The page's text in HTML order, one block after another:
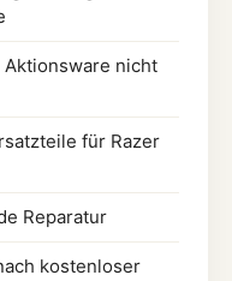
Aktionsware nicht
für Razer
Reparatur
kostenloser